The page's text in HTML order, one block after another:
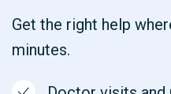
Get the right help
minutes.